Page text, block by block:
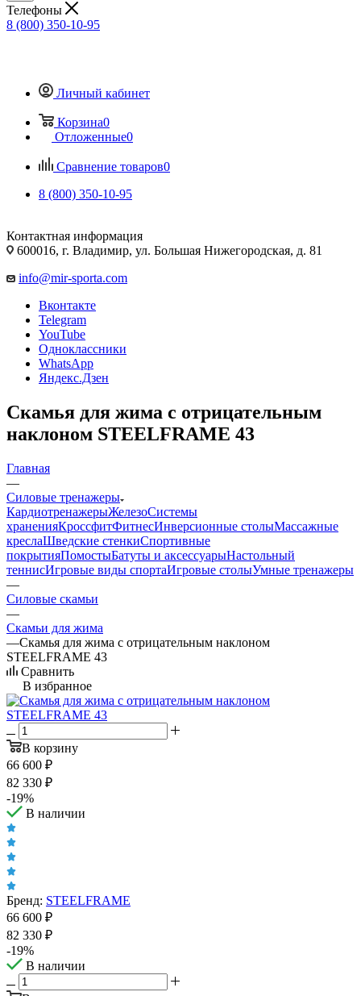
Телефоны
8 (800) 350-10-95
Личный кабинет
Корзина0
Отложенные0
Сравнение товаров0
8 (800) 350-10-95
Контактная информация
600016, г. Владимир, ул. Большая Нижегородская, д. 81
info@mir-sporta.com
Вконтакте
Telegram
YouTube
Одноклассники
WhatsApp
Яндекс.Дзен
Скамья для жима с отрицательным
наклоном STEELFRAME 43
Главная
—
Силовые тренажеры
КардиотренажерыЖелезоСистемы
храненияКроссфитФитнесИнверсионные столыМассажные
креслаШведские стенкиСпортивные
покрытияПомостыБатуты и аксессуарыНастольный
теннисИгровые виды спортаИгровые столыУмные тренажеры
—
Силовые скамьи
—
Скамьи для жима
—Скамья для жима с отрицательным наклоном
STEELFRAME 43
Сравнить
В избранное
В корзину
66 600 ₽
82 330 ₽
-19%
В наличии
Бренд: STEELFRAME
66 600 ₽
82 330 ₽
-19%
В наличии